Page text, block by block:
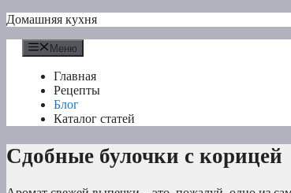
Перейти
содержимому
Домашняя кухня
Меню
Главная
Рецепты
Блог
Каталог статей
Сдобные булочки с корицей